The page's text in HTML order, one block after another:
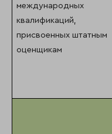
международных
квалификаций,
присвоенных штатным
оценщикам